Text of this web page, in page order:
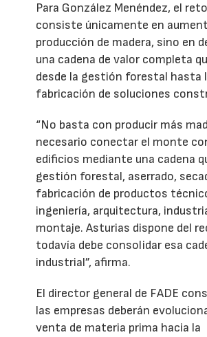
Para González Menéndez, el
consiste únicamente en
producción de madera, sino en
una cadena de valor completa
desde la gestión forestal hasta
fabricación de soluciones
“No basta con producir más
necesario conectar el monte
edificios mediante una cadena
gestión forestal, aserrado,
fabricación de productos
ingeniería, arquitectura,
montaje. Asturias dispone del
todavía debe consolidar esa
industrial”, afirma.
El director general de FADE
las empresas deberán
venta de materia prima hacia la